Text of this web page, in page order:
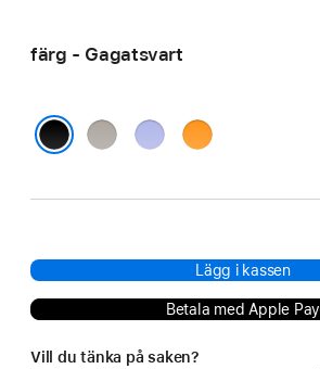
färg - Gagatsvart
KvicksandHyperlilaElektrisk
Lägg i kassen
Betala med Apple Pay
Vill du tänka på saken?